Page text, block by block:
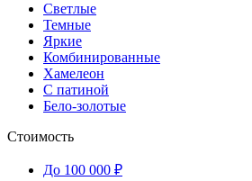
Светлые
Темные
Яркие
Комбинированные
Хамелеон
С патиной
Бело-золотые
Стоимость
До 100 000 ₽